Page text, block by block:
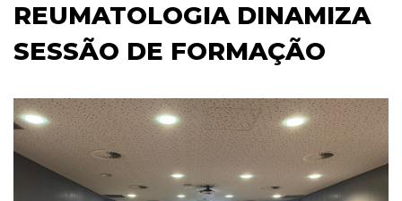
REUMATOLOGIA DINAMIZA
SESSÃO DE FORMAÇÃO